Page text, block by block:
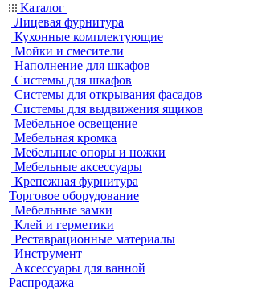
Каталог
Лицевая фурнитура
Кухонные комплектующие
Мойки и смесители
Наполнение для шкафов
Системы для шкафов
Системы для открывания фасадов
Системы для выдвижения ящиков
Мебельное освещение
Мебельная кромка
Мебельные опоры и ножки
Мебельные аксессуары
Крепежная фурнитура
Торговое оборудование
Мебельные замки
Клей и герметики
Реставрационные материалы
Инструмент
Аксессуары для ванной
Распродажа